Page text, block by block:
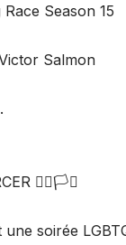
Season 15
Salmon
🏳️‍🌈🏳️‍⚧️
une soirée